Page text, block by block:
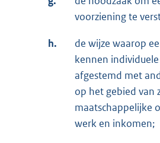
voorziening te
h.
de wijze waarop
kennen
afgestemd met
op het gebied van
maatschappelijke
werk en inkomen;